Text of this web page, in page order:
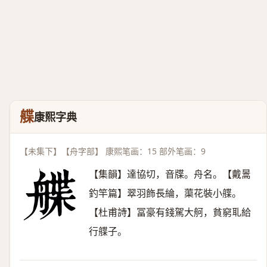
艓康熙字典
【未集下】【舟字部】 康熙笔画：15 部外笔画：9
【集韻】達協切，音牒。舟名。【戴暠
釣竿篇】翠羽飾長綸，蕖花裝小艓。
【杜甫詩】冨豪有錢駕大舸，貧窮耴給
行艓子。